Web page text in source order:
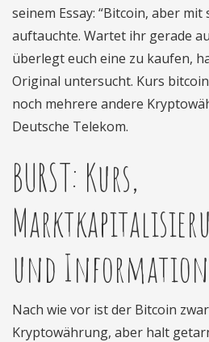
seinem Essay: “Bitcoin, aber
auftauchte. Wartet ihr gerade
überlegt euch eine zu kaufen,
Original untersucht. Kurs
noch mehrere andere
Deutsche Telekom.
BURST: Kurs,
und
Nach wie vor ist der Bitcoin
Kryptowährung, aber halt